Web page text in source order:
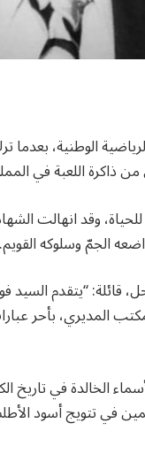
الوطنية، بعدما
ذاكرة اللعبة في
وقد انهالت
الجمّ وسلوكه القويم.
قائلة: “يتقدم
المديري، بأحر
الخالدة في تاريخ
في تتويج أسود